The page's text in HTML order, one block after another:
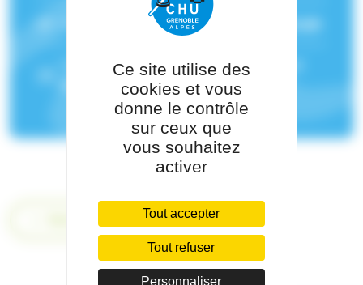
Service(s) de rattachement : Cardiologie
Pôle de rattachement :Pôle Thorax et
Vaisseaux
Ce site utilise des
cookies et vous
donne le contrôle
sur ceux que
vous souhaitez
activer
Tout accepter
Tout refuser
Personnaliser